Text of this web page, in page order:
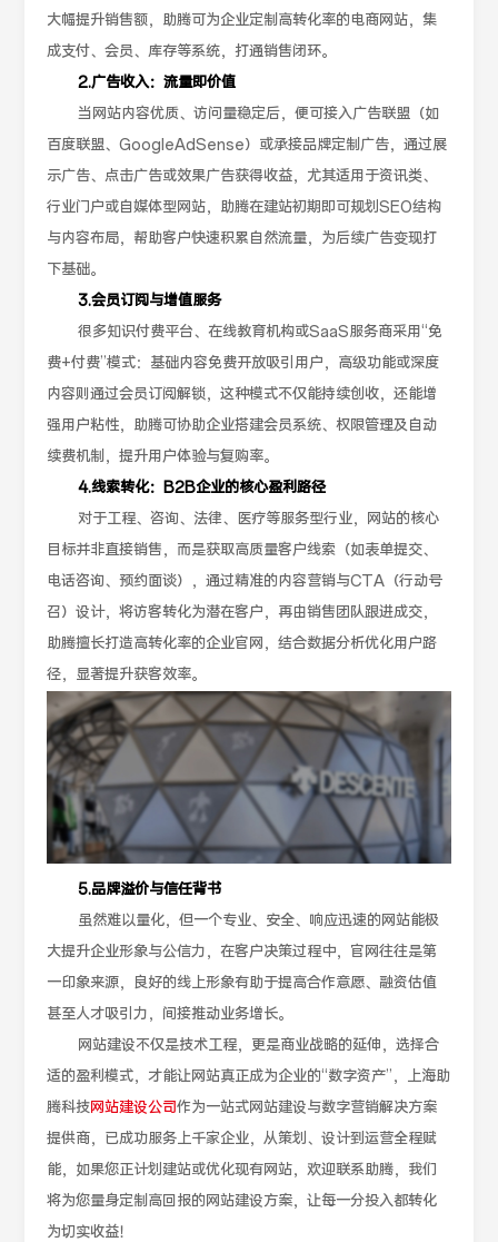
大幅提升销售额，助腾可为企业定制高转化率的电商网站，集
成支付、会员、库存等系统，打通销售闭环。
2.广告收入：流量即价值
当网站内容优质、访问量稳定后，便可接入广告联盟（如
百度联盟、GoogleAdSense）或承接品牌定制广告，通过展
示广告、点击广告或效果广告获得收益，尤其适用于资讯类、
行业门户或自媒体型网站，助腾在建站初期即可规划SEO结构
与内容布局，帮助客户快速积累自然流量，为后续广告变现打
下基础。
3.会员订阅与增值服务
很多知识付费平台、在线教育机构或SaaS服务商采用“免
费+付费”模式：基础内容免费开放吸引用户，高级功能或深度
内容则通过会员订阅解锁，这种模式不仅能持续创收，还能增
强用户粘性，助腾可协助企业搭建会员系统、权限管理及自动
续费机制，提升用户体验与复购率。
4.线索转化：B2B企业的核心盈利路径
对于工程、咨询、法律、医疗等服务型行业，网站的核心
目标并非直接销售，而是获取高质量客户线索（如表单提交、
电话咨询、预约面谈），通过精准的内容营销与CTA（行动号
召）设计，将访客转化为潜在客户，再由销售团队跟进成交，
助腾擅长打造高转化率的企业官网，结合数据分析优化用户路
径，显著提升获客效率。
5.品牌溢价与信任背书
虽然难以量化，但一个专业、安全、响应迅速的网站能极
大提升企业形象与公信力，在客户决策过程中，官网往往是第
一印象来源，良好的线上形象有助于提高合作意愿、融资估值
甚至人才吸引力，间接推动业务增长。
网站建设不仅是技术工程，更是商业战略的延伸，选择合
适的盈利模式，才能让网站真正成为企业的“数字资产”，上海助
腾科技网站建设公司作为一站式网站建设与数字营销解决方案
提供商，已成功服务上千家企业，从策划、设计到运营全程赋
能，如果您正计划建站或优化现有网站，欢迎联系助腾，我们
将为您量身定制高回报的网站建设方案，让每一分投入都转化
为切实收益！